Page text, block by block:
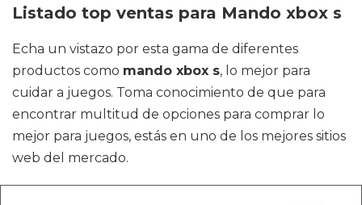
Listado top ventas para Mando xbox s
Echa un vistazo por esta gama de diferentes
productos como mando xbox s, lo mejor para
cuidar a juegos. Toma conocimiento de que para
encontrar multitud de opciones para comprar lo
mejor para juegos, estás en uno de los mejores sitios
web del mercado.